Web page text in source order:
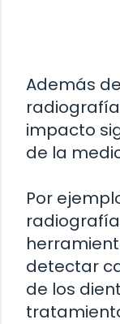
Además
impacto
de la
Por
detectar
de los